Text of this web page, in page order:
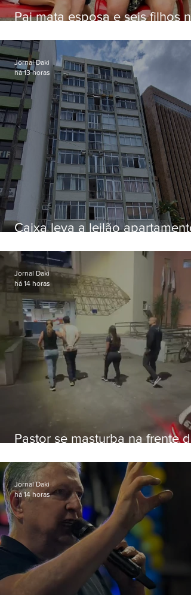
Pai mata esposa e seis filhos
Caixa leva a leilão apartamento
Botafogo
Jornal Daki
há 13 horas
Pastor se masturba na frente de
Jornal Daki
há 14 horas
Jornal Daki
há 14 horas